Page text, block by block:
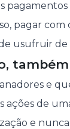
pagar
usufruir de
e
ações de
e